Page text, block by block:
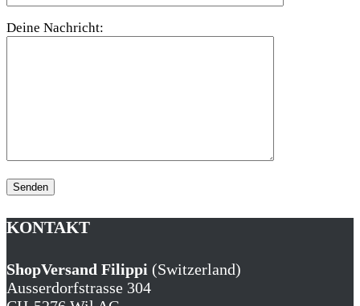
Deine Nachricht:
KONTAKT
ShopVersand Filippi (Switzerland)
Ausserdorfstrasse 304